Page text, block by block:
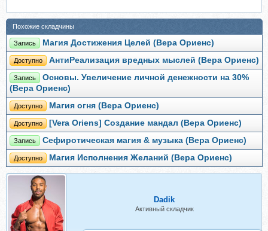
Похожие складчины
Запись Магия Достижения Целей (Вера Ориенс)
Доступно АнтиРеализация вредных мыслей (Вера Ориенс)
Запись
Основы. Увеличение личной денежности на 30%
(Вера Ориенс)
Доступно Магия огня (Вера Ориенс)
Доступно [Vera Oriens] Создание мандал (Вера Ориенс)
Запись Сефиротическая магия & музыка (Вера Ориенс)
Доступно Магия Исполнения Желаний (Вера Ориенс)
Dadik
Активный складчик